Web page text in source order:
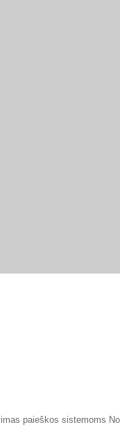
paieškos sistemoms